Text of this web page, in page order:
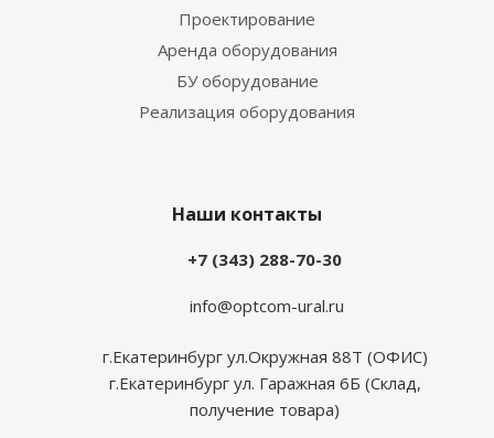
Проектирование
Аренда оборудования
БУ оборудование
Реализация оборудования
Наши контакты
+7 (343) 288-70-30
info@optcom-ural.ru
г.Екатеринбург ул.Окружная 88Т (ОФИС)
г.Екатеринбург ул. Гаражная 6Б (Склад,
получение товара)